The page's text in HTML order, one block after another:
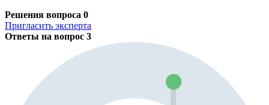
Решения вопроса 0
Пригласить эксперта
Ответы на вопрос 3